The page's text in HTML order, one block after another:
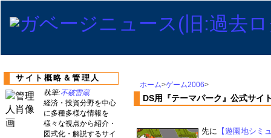
ホーム>ゲーム2006>
DS用『テーマパーク』公式サイ
先に 【遊園地シミ
サイト概略＆管理人
執筆:不破雷蔵
経済・投資分野を中心
に多種多様な情報を
様々な視点から紹介・
図式化・解説するサイ